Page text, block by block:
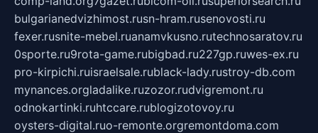
bulgarianedvizhimost.rusn-hram.rusenovosti.ru
fexer.rusnite-mebel.ruanamvkusno.rutechnosaratov.ru
0sporte.ru9rota-game.rubigbad.ru227gp.ruwes-ex.ru
pro-kirpichi.ruisraelsale.rublack-lady.rustroy-db.com
mynances.orgladalike.ruzozor.rudvigremont.ru
odnokartinki.ruhtccare.rublogizotovoy.ru
oysters-digital.ruo-remonte.orgremontdoma.com